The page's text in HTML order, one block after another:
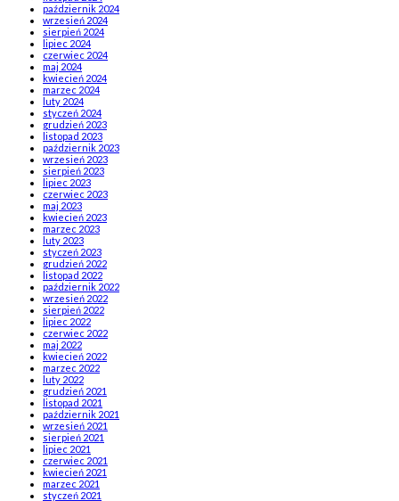
październik 2024
wrzesień 2024
sierpień 2024
lipiec 2024
czerwiec 2024
maj 2024
kwiecień 2024
marzec 2024
luty 2024
styczeń 2024
grudzień 2023
listopad 2023
październik 2023
wrzesień 2023
sierpień 2023
lipiec 2023
czerwiec 2023
maj 2023
kwiecień 2023
marzec 2023
luty 2023
styczeń 2023
grudzień 2022
listopad 2022
październik 2022
wrzesień 2022
sierpień 2022
lipiec 2022
czerwiec 2022
maj 2022
kwiecień 2022
marzec 2022
luty 2022
grudzień 2021
listopad 2021
październik 2021
wrzesień 2021
sierpień 2021
lipiec 2021
czerwiec 2021
kwiecień 2021
marzec 2021
styczeń 2021